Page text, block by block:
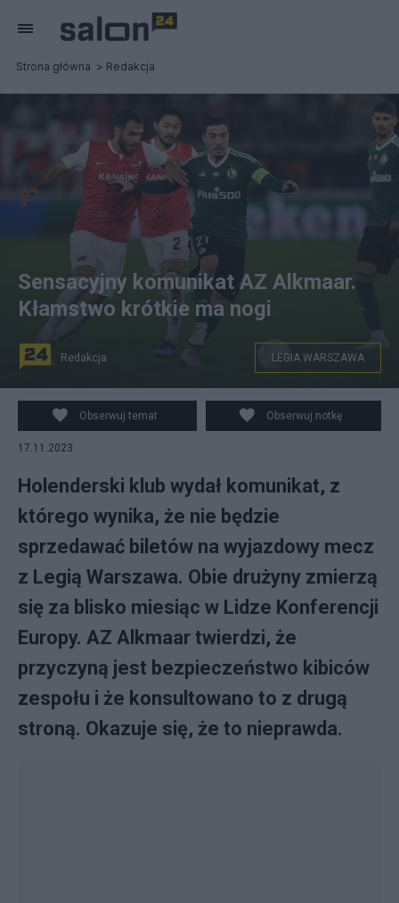
Strona główna Redakcja
Alkmaar, Holandia, 05.10.2023. Zawodnicy AZ Alkmaar
Vangelis Pavlidis (L) i Yukinari Sugawara (2L) oraz Josue
(2P) z Legii Warszawa podczas meczu grupy E
piłkarskiej Ligi Konferencji w Alkmaar. (mk) PAP/Piotr
Sensacyjny komunikat AZ Alkmaar.
Kłamstwo krótkie ma nogi
Redakcja LEGIA WARSZAWA
Obserwuj temat Obserwuj notkę
17.11.2023
Holenderski klub wydał komunikat, z
którego wynika, że nie będzie
sprzedawać biletów na wyjazdowy mecz
z Legią Warszawa. Obie drużyny zmierzą
się za blisko miesiąc w Lidze Konferencji
Europy. AZ Alkmaar twierdzi, że
przyczyną jest bezpieczeństwo kibiców
zespołu i że konsultowano to z drugą
stroną. Okazuje się, że to nieprawda.